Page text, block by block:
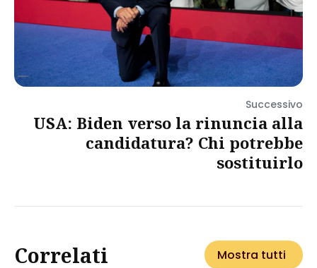
Successivo
USA: Biden verso la rinuncia alla
candidatura? Chi potrebbe
sostituirlo
Correlati Mostra tutti